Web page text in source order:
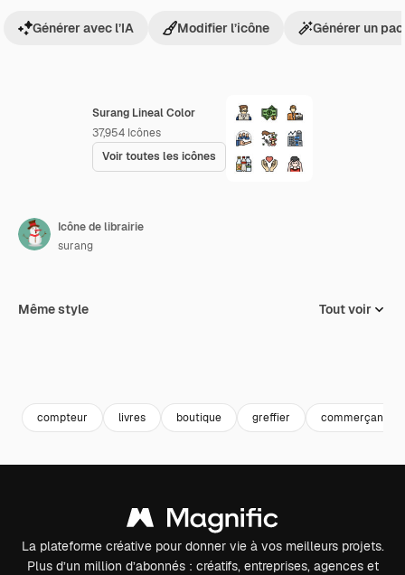
Surang Lineal Color
37,954 Icônes
Voir toutes les icônes
Générer avec l’IA Modifier l’icône Générer un
Icône de librairie
surang
Même style Tout voir
compteur livres boutique greffier commerçant
La plateforme créative pour donner vie à vos meilleurs projets.
Plus d’un million d’abonnés : créatifs, entreprises, agences et